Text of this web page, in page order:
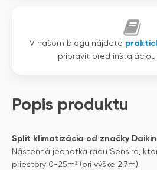
V našom blogu nájdete
pripraviť pred
Popis produktu
Split klimatizácia od značky
Nástenná jednotka radu Sensira,
priestory 0-25m² (pri výške 2,7m).